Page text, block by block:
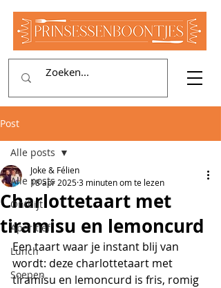
Post
Alle posts
Ontbijt
Aperitief
Lunch
Soepen
Alle posts
Charlottetaart met
tiramisu en lemoncurd
Joke & Félien
18 apr 20253 minuten om te lezen
Een taart waar je instant blij van
wordt: deze charlottetaart met
tiramisu en lemoncurd is fris, romig